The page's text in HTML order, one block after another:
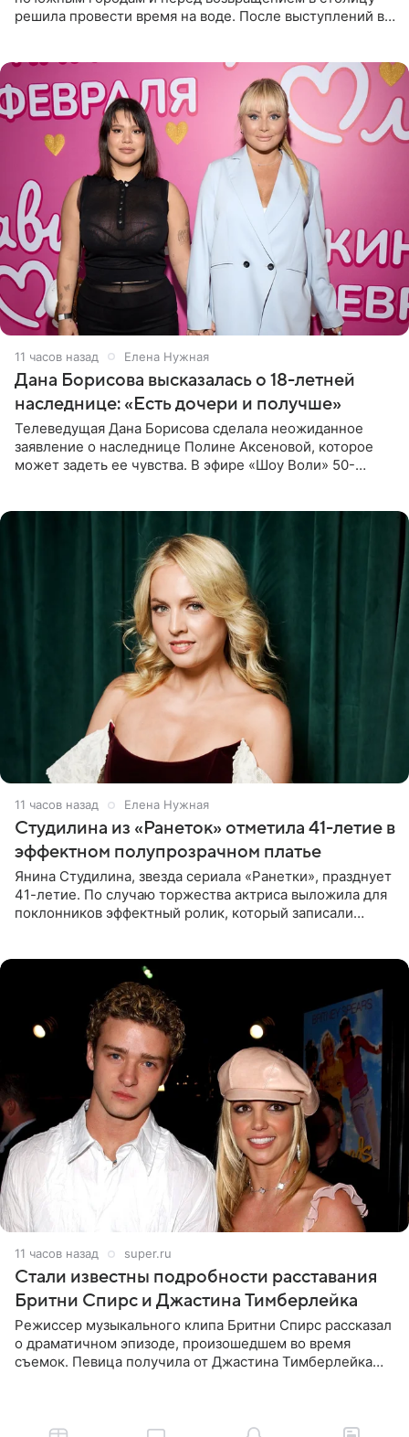
решила провести время на воде. После выступлений в
11 часов назад Елена Нужная
Дана Борисова высказалась о 18-летней
наследнице: «Есть дочери и получше»
Телеведущая Дана Борисова сделала неожиданное
заявление о наследнице Полине Аксеновой, которое
может задеть ее чувства. В эфире «Шоу Воли» 50-
11 часов назад Елена Нужная
Студилина из «Ранеток» отметила 41-летие в
эффектном полупрозрачном платье
Янина Студилина, звезда сериала «Ранетки», празднует
41-летие. По случаю торжества актриса выложила для
поклонников эффектный ролик, который записали
11 часов назад super.ru
Стали известны подробности расставания
Бритни Спирс и Джастина Тимберлейка
Режиссер музыкального клипа Бритни Спирс рассказал
о драматичном эпизоде, произошедшем во время
съемок. Певица получила от Джастина Тимберлейка